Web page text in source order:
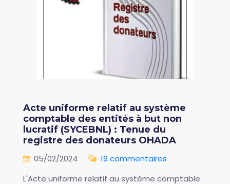
Acte uniforme relatif au système
comptable des entités à but non
lucratif (SYCEBNL) : Tenue du
registre des donateurs OHADA
05/02/2024
19 commentaires
L'Acte uniforme relatif au système comptable